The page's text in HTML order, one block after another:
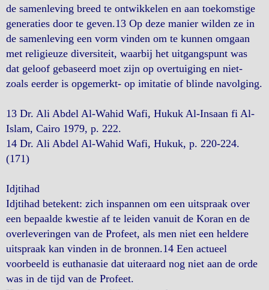
de samenleving breed te ontwikkelen en aan toekomstige
generaties door te geven.13 Op deze manier wilden ze in
de samenleving een vorm vinden om te kunnen omgaan
met religieuze diversiteit, waarbij het uitgangspunt was
dat geloof gebaseerd moet zijn op overtuiging en niet-
zoals eerder is opgemerkt- op imitatie of blinde navolging.
13 Dr. Ali Abdel Al-Wahid Wafi, Hukuk Al-Insaan fi Al-
Islam, Cairo 1979, p. 222.
14 Dr. Ali Abdel Al-Wahid Wafi, Hukuk, p. 220-224.
(171)
Idjtihad
Idjtihad betekent: zich inspannen om een uitspraak over
een bepaalde kwestie af te leiden vanuit de Koran en de
overleveringen van de Profeet, als men niet een heldere
uitspraak kan vinden in de bronnen.14 Een actueel
voorbeeld is euthanasie dat uiteraard nog niet aan de orde
was in de tijd van de Profeet.